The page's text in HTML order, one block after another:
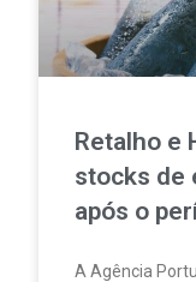
Retalho e
stocks de
após o
A Agência